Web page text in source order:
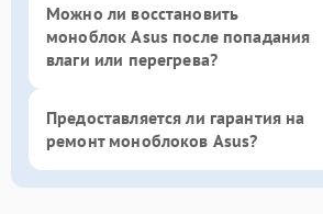
Можно ли восстановить
моноблок Asus после попадания
влаги или перегрева?
Предоставляется ли гарантия на
ремонт моноблоков Asus?